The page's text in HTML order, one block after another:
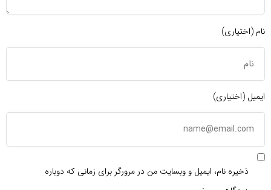
نام (اختیاری)
ایمیل (اختیاری)
ذخیره نام، ایمیل و وبسایت من در مرورگر برای زمانی که دوباره